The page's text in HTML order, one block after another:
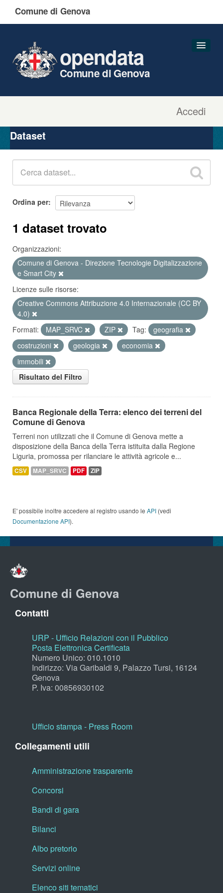
Comune di Genova
Accedi
opendata
Comune di Genova
Organizzazioni
Gruppi
Dataset
Ordina per
1 dataset trovato
Organizzazioni:
Comune di Genova - Direzione Tecnologie Digitalizzazione
e Smart City
Licenze sulle risorse:
Creative Commons Attribuzione 4.0 Internazionale (CC BY
4.0)
Formati:
MAP_SRVC ZIP Tag:
geografia
costruzioni
geologia
economia
immobili
Risultato del Filtro
Banca Regionale della Terra: elenco dei terreni del
Comune di Genova
Terreni non utilizzati che il Comune di Genova mette a
disposizione della Banca della Terra istituita dalla Regione
Liguria, promossa per rilanciare le attività agricole e...
CSV MAP_SRVC PDF ZIP
E' possibile inoltre accedere al registro usando le API (vedi
Documentazione API).
Comune di Genova
Contatti
URP - Ufficio Relazioni con il Pubblico
Posta Elettronica Certificata
Numero Unico: 010.1010
Indirizzo: Via Garibaldi 9, Palazzo Tursi, 16124
Genova
P. Iva: 00856930102
Ufficio stampa - Press Room
Collegamenti utili
Amministrazione trasparente
Concorsi
Bandi di gara
Bilanci
Albo pretorio
Servizi online
Elenco siti tematici